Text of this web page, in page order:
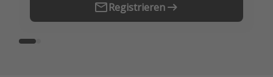
Registrieren